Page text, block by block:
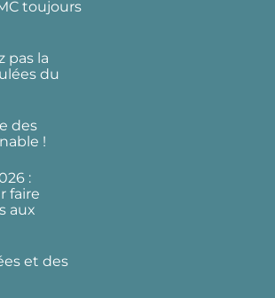
toujours
pas la
du
des
!
:
faire
aux
et des